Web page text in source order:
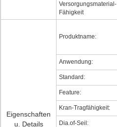
Versorgungsmaterial-
Fähigkeit
Eigenschaften
u. Details
Produktname:
Anwendung:
Standard:
Feature:
Kran-Tragfähigkeit:
Dia.of-Seil: